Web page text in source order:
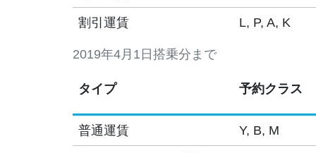
割引運賃 L, P, A, K
2019年4月1日搭乗分まで
タイプ 予約クラス
普通運賃 Y, B, M